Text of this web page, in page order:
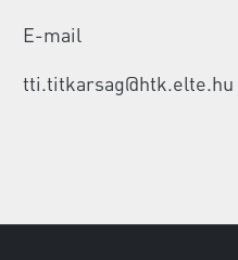
E-mail
tti.titkarsag@htk.elte.hu